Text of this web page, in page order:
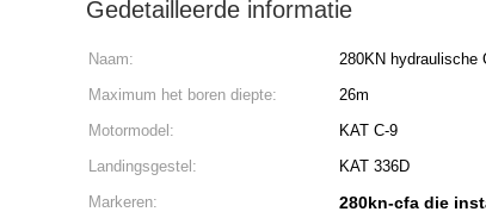
Gedetailleerde informatie
Naam: 280KN hydraulische
Maximum het boren diepte:
26m
Motormodel:
KAT C-9
Landingsgestel:
KAT 336D
Markeren:
280kn-cfa die